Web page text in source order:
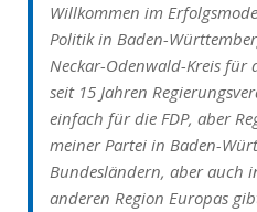
Willkommen im
Politik in Baden-
Neckar-Odenwald-Kreis für
seit 15 Jahren
einfach für die FDP, aber
meiner Partei in Baden-
Bundesländern, aber auch
anderen Region Europas